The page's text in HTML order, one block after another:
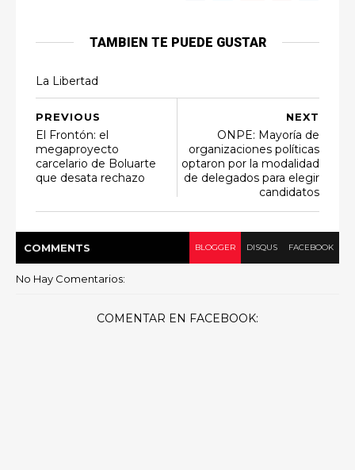
TAMBIEN TE PUEDE GUSTAR
La Libertad
NEXT
ONPE: Mayoría de
organizaciones políticas
optaron por la modalidad
de delegados para elegir
candidatos
PREVIOUS
El Frontón: el
megaproyecto
carcelario de Boluarte
que desata rechazo
COMMENTS BLOGGER DISQUS FACEBOOK
No Hay Comentarios:
COMENTAR EN FACEBOOK: